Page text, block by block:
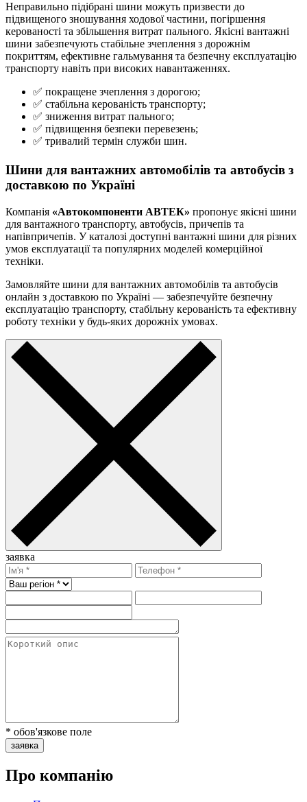
Неправильно підібрані шини можуть призвести до
підвищеного зношування ходової частини, погіршення
керованості та збільшення витрат пального. Якісні вантажні
шини забезпечують стабільне зчеплення з дорожнім
покриттям, ефективне гальмування та безпечну експлуатацію
транспорту навіть при високих навантаженнях.
✅ покращене зчеплення з дорогою;
✅ стабільна керованість транспорту;
✅ зниження витрат пального;
✅ підвищення безпеки перевезень;
✅ тривалий термін служби шин.
Шини для вантажних автомобілів та автобусів з
доставкою по Україні
Компанія «Автокомпоненти АВТЕК» пропонує якісні шини
для вантажного транспорту, автобусів, причепів та
напівпричепів. У каталозі доступні вантажні шини для різних
умов експлуатації та популярних моделей комерційної
техніки.
Замовляйте шини для вантажних автомобілів та автобусів
онлайн з доставкою по Україні — забезпечуйте безпечну
експлуатацію транспорту, стабільну керованість та ефективну
роботу техніки у будь-яких дорожніх умовах.
заявка
* обов'язкове поле
заявка
Про компанію